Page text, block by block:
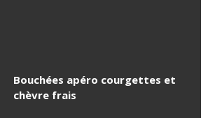
Bouchées apéro courgettes et
chèvre frais